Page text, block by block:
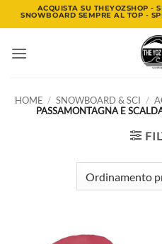
ai
ACQUISTA SU THEYOZSHOP -
SNOWBOARD SEMPRE AL TOP -
HOME / SNOWBOARD & SCI /
PASSAMONTAGNA E